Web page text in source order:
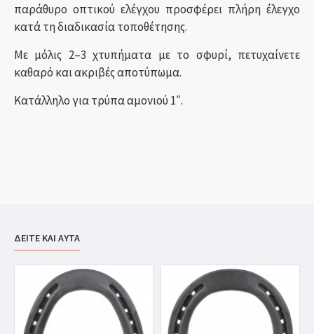
παράθυρο οπτικού ελέγχου προσφέρει πλήρη έλεγχο
κατά τη διαδικασία τοποθέτησης.
Με μόλις 2–3 χτυπήματα με το σφυρί, πετυχαίνετε
καθαρό και ακριβές αποτύπωμα.
Κατάλληλο για τρύπα αμονιού 1″.
ΔΕΙΤΕ ΚΑΙ ΑΥΤΑ